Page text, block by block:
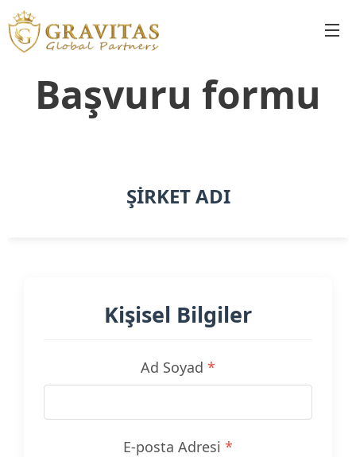
Başvuru formu
ŞİRKET ADI
Kişisel Bilgiler
Ad Soyad *
E-posta Adresi *